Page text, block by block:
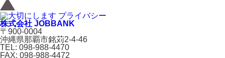
株式会社 JOBBANK
〒900-0004
沖縄県那覇市銘苅2-4-46
TEL: 098-988-4470
FAX: 098-988-4472